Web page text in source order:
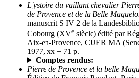
L'ystoire du vaillant chevalier
de Provence et de la Belle
manuscrit S IV 2 de la
Cobourg (XVe siècle) édité par
Aix-en-Provence, CUER MA
1977, xx + 71 p.
Comptes rendus:
Pierre de Provence et la belle